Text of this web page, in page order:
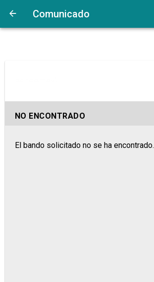
Comunicado
NO ENCONTRADO
El bando solicitado no se ha encontrado.